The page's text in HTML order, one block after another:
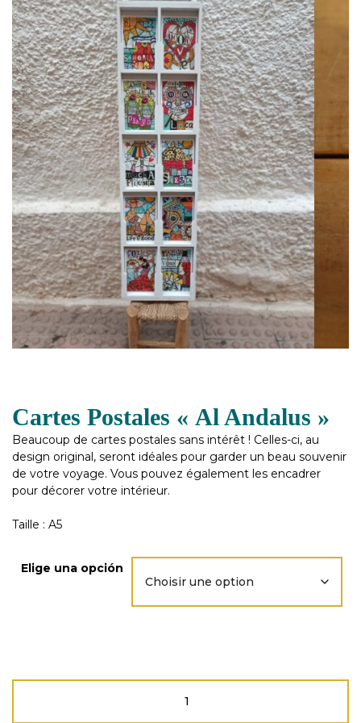
Cartes Postales « Al Andalus »
Beaucoup de cartes postales sans intérêt ! Celles-ci, au
design original, seront idéales pour garder un beau souvenir
de votre voyage. Vous pouvez également les encadrer
pour décorer votre intérieur.
Taille : A5
Elige una opción
quantité